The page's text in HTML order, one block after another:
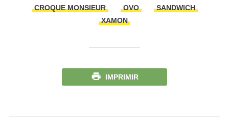
CROQUE MONSIEUR
OVO
SANDWICH
XAMON
IMPRIMIR